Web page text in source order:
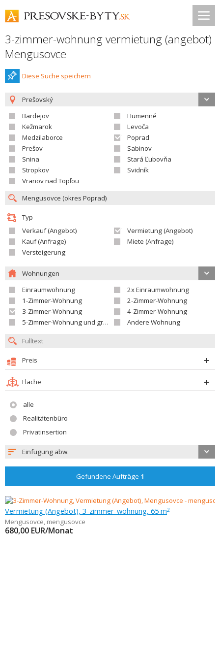
3-zimmer-wohnung vermietung (angebot)
Mengusovce
Diese Suche speichern
Prešovský
Bardejov
Humenné
Kežmarok
Levoča
Medzilaborce
Poprad
Prešov
Sabinov
Snina
Stará Ľubovňa
Stropkov
Svidník
Vranov nad Topľou
Typ
Verkauf (Angebot)
Vermietung (Angebot)
Kauf (Anfrage)
Miete (Anfrage)
Versteigerung
Wohnungen
Einraumwohnung
2x Einraumwohnung
1-Zimmer-Wohnung
2-Zimmer-Wohnung
3-Zimmer-Wohnung
4-Zimmer-Wohnung
5-Zimmer-Wohnung und größer
Andere Wohnung
Preis
Fläche
alle
Realitätenbüro
Privatinsertion
Einfügung abw.
Gefundene Aufträge 1
Vermietung (Angebot), 3-zimmer-wohnung, 65 m2
Mengusovce, mengusovce
680,00 EUR/Monat